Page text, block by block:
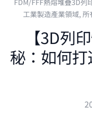
工業製造產業領域, 所
【3D列
秘：如何